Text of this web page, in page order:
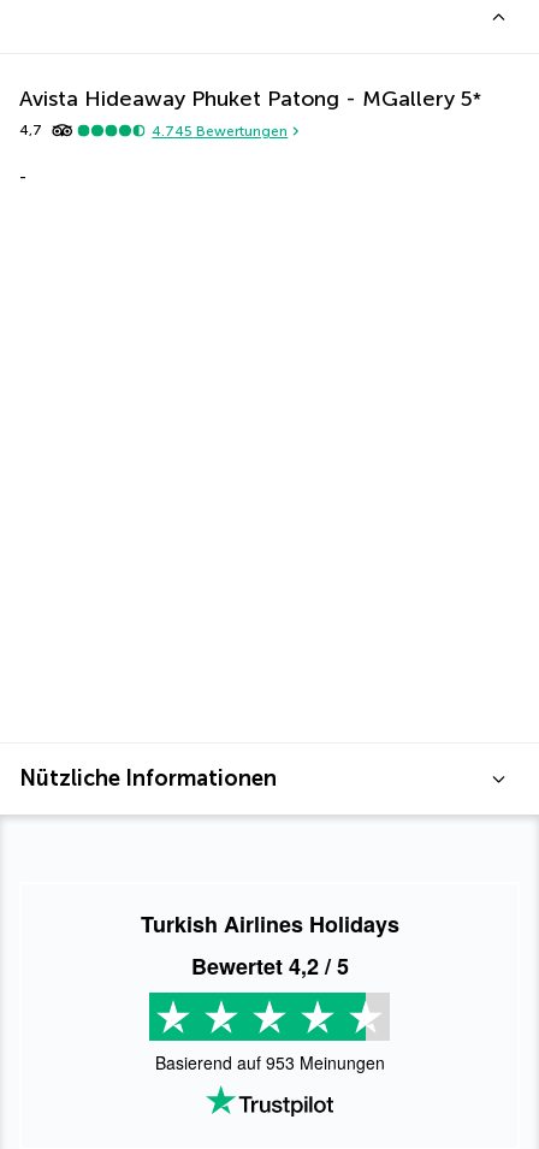
Avista Hideaway Phuket Patong - MGallery 5*
4,7 4.745 Bewertungen
-
Nützliche Informationen
Turkish Airlines Holidays
Bewertet4,2/ 5
Basierend auf 953 Meinungen